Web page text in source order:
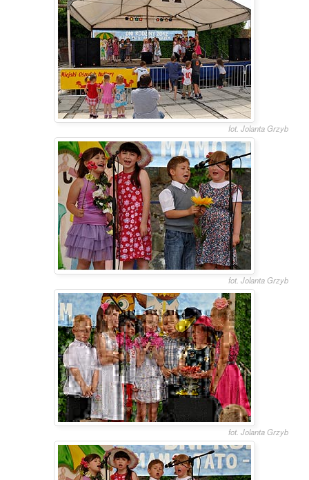
fot. Jolanta Grzyb
fot. Jolanta Grzyb
fot. Jolanta Grzyb